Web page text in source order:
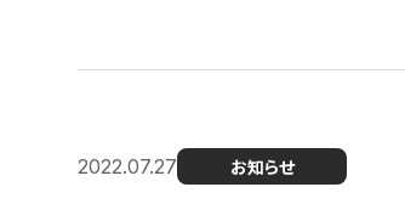
2022.07.27 お知らせ